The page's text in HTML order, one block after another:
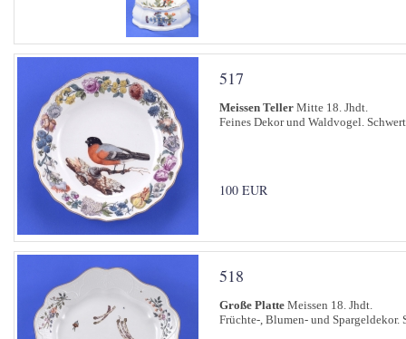
517
Meissen Teller Mitte 18. Jhdt.
Feines Dekor und Waldvogel.
100 EUR
518
Große Platte Meissen 18. Jhdt.
Früchte-, Blumen- und Spargeldekor.